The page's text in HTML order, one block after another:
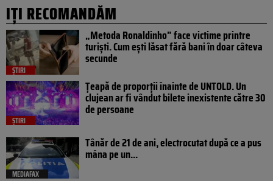
IȚI RECOMANDĂM
ȘTIRI
„Metoda Ronaldinho” face victime printre
turiști. Cum ești lăsat fără bani în doar câteva
secunde
ȘTIRI
Țeapă de proporții înainte de UNTOLD. Un
clujean ar fi vândut bilete inexistente către 30
de persoane
MEDIAFAX
Tânăr de 21 de ani, electrocutat după ce a pus
mâna pe un...